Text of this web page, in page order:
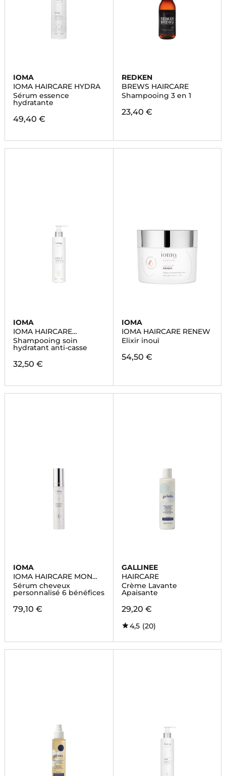
IOMA
IOMA HAIRCARE HYDRA
Sérum essence
hydratante
49,40 €
REDKEN
BREWS HAIRCARE
Shampooing 3 en 1
23,40 €
IOMA
IOMA HAIRCARE
REVITALIZE
Shampooing soin
hydratant anti-casse
32,50 €
IOMA
IOMA HAIRCARE RENEW
Elixir inouï
54,50 €
IOMA
IOMA HAIRCARE MON
ÉLIXIR
Sérum cheveux
personnalisé 6 bénéfices
79,10 €
GALLINEE
HAIRCARE
Crème Lavante
Apaisante
29,20 €
4,5 (20)